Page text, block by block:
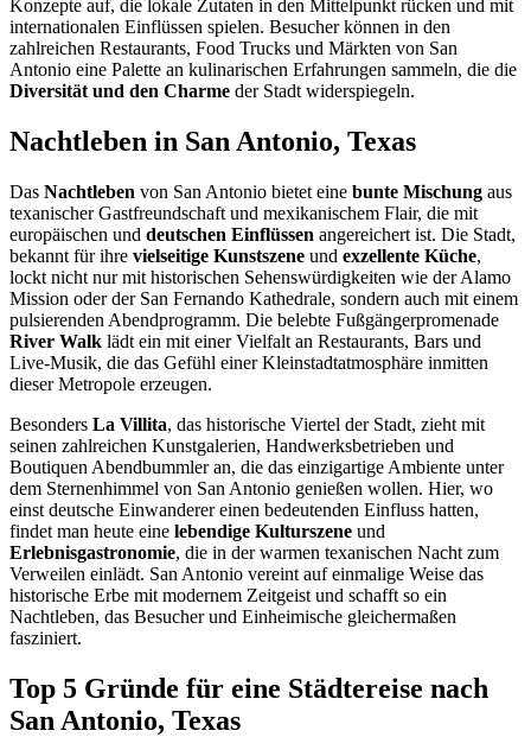
Konzepte auf, die lokale Zutaten in den Mittelpunkt rücken und mit
internationalen Einflüssen spielen. Besucher können in den
zahlreichen Restaurants, Food Trucks und Märkten von San
Antonio eine Palette an kulinarischen Erfahrungen sammeln, die die
Diversität und den Charme der Stadt widerspiegeln.
Nachtleben in San Antonio, Texas
Das Nachtleben von San Antonio bietet eine bunte Mischung aus
texanischer Gastfreundschaft und mexikanischem Flair, die mit
europäischen und deutschen Einflüssen angereichert ist. Die Stadt,
bekannt für ihre vielseitige Kunstszene und exzellente Küche,
lockt nicht nur mit historischen Sehenswürdigkeiten wie der Alamo
Mission oder der San Fernando Kathedrale, sondern auch mit einem
pulsierenden Abendprogramm. Die belebte Fußgängerpromenade
River Walk lädt ein mit einer Vielfalt an Restaurants, Bars und
Live-Musik, die das Gefühl einer Kleinstadtatmosphäre inmitten
dieser Metropole erzeugen.
Besonders La Villita, das historische Viertel der Stadt, zieht mit
seinen zahlreichen Kunstgalerien, Handwerksbetrieben und
Boutiquen Abendbummler an, die das einzigartige Ambiente unter
dem Sternenhimmel von San Antonio genießen wollen. Hier, wo
einst deutsche Einwanderer einen bedeutenden Einfluss hatten,
findet man heute eine lebendige Kulturszene und
Erlebnisgastronomie, die in der warmen texanischen Nacht zum
Verweilen einlädt. San Antonio vereint auf einmalige Weise das
historische Erbe mit modernem Zeitgeist und schafft so ein
Nachtleben, das Besucher und Einheimische gleichermaßen
fasziniert.
Top 5 Gründe für eine Städtereise nach
San Antonio, Texas